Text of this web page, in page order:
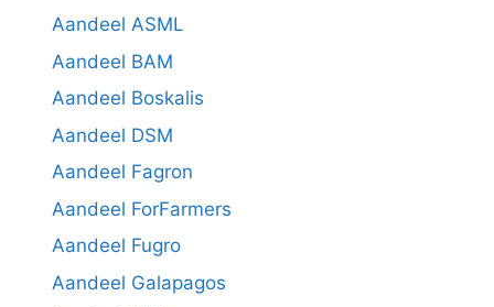
Aandeel ASML
Aandeel BAM
Aandeel Boskalis
Aandeel DSM
Aandeel Fagron
Aandeel ForFarmers
Aandeel Fugro
Aandeel Galapagos